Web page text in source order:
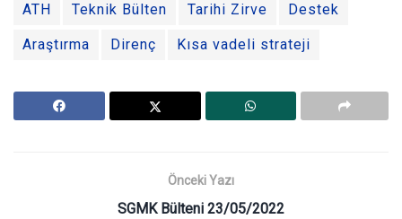
ATH Teknik Bülten Tarihi Zirve Destek
Araştırma Direnç Kısa vadeli strateji
Önceki Yazı
SGMK Bülteni 23/05/2022